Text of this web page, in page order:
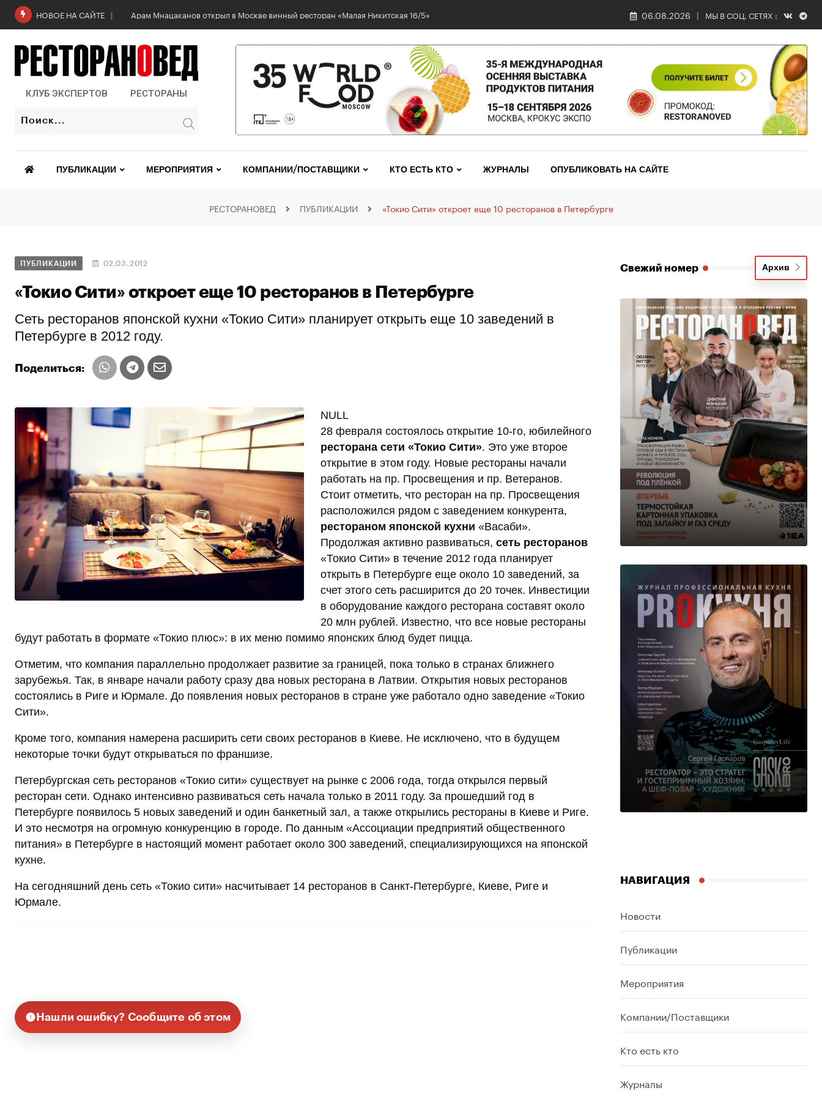
НОВОЕ НА САЙТЕ Арам Мнацаканов открыл в Москве винный ресторан «Малая Никитская 16/5» 06.08.2026 МЫ В СОЦ. СЕТЯХ :
КЛУБ ЭКСПЕРТОВ РЕСТОРАНЫ
ПУБЛИКАЦИИ МЕРОПРИЯТИЯ КОМПАНИИ/ПОСТАВЩИКИ КТО ЕСТЬ КТО ЖУРНАЛЫ ОПУБЛИКОВАТЬ НА САЙТЕ
РЕСТОРАНОВЕД ПУБЛИКАЦИИ «Токио Сити» откроет еще 10 ресторанов в Петербурге
ПУБЛИКАЦИИ 02.03.2012
«Токио Сити» откроет еще 10 ресторанов в Петербурге
Сеть ресторанов японской кухни «Токио Сити» планирует открыть еще 10 заведений в
Петербурге в 2012 году.
Поделиться:
NULL
28 февраля состоялось открытие 10-го, юбилейного
ресторана сети «Токио Сити». Это уже второе
открытие в этом году. Новые рестораны начали
работать на пр. Просвещения и пр. Ветеранов.
Стоит отметить, что ресторан на пр. Просвещения
расположился рядом с заведением конкурента,
рестораном японской кухни «Васаби».
Продолжая активно развиваться, сеть ресторанов
«Токио Сити» в течение 2012 года планирует
открыть в Петербурге еще около 10 заведений, за
счет этого сеть расширится до 20 точек. Инвестиции
в оборудование каждого ресторана составят около
20 млн рублей. Известно, что все новые рестораны
будут работать в формате «Токио плюс»: в их меню помимо японских блюд будет пицца.
Отметим, что компания параллельно продолжает развитие за границей, пока только в странах ближнего
зарубежья. Так, в январе начали работу сразу два новых ресторана в Латвии. Открытия новых ресторанов
состоялись в Риге и Юрмале. До появления новых ресторанов в стране уже работало одно заведение «Токио
Сити».
Кроме того, компания намерена расширить сети своих ресторанов в Киеве. Не исключено, что в будущем
некоторые точки будут открываться по франшизе.
Петербургская сеть ресторанов «Токио сити» существует на рынке с 2006 года, тогда открылся первый
ресторан сети. Однако интенсивно развиваться сеть начала только в 2011 году. За прошедший год в
Петербурге появилось 5 новых заведений и один банкетный зал, а также открылись рестораны в Киеве и Риге.
И это несмотря на огромную конкуренцию в городе. По данным «Ассоциации предприятий общественного
питания» в Петербурге в настоящий момент работает около 300 заведений, специализирующихся на японской
кухне.
На сегодняшний день сеть «Токио сити» насчитывает 14 ресторанов в Санкт-Петербурге, Киеве, Риге и
Юрмале.
Нашли ошибку? Сообщите об этом
Свежий номер Архив
НАВИГАЦИЯ
Новости
Публикации
Мероприятия
Компании/Поставщики
Кто есть кто
Журналы